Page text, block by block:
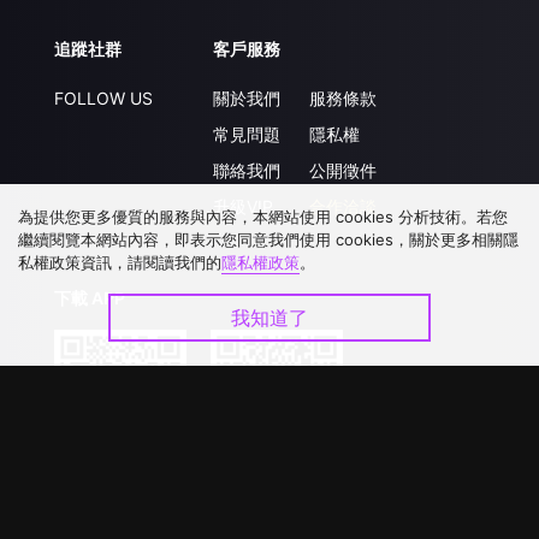
追蹤社群
FOLLOW US
客戶服務
關於我們
常見問題
聯絡我們
升級VIP
服務條款
隱私權
公開徵件
合作洽談
下載 APP
為提供您更多優質的服務與內容，本網站使用 cookies 分析技術。若您
繼續閱覽本網站內容，即表示您同意我們使用 cookies，關於更多相關隱
私權政策資訊，請閱讀我們的隱私權政策。
我知道了